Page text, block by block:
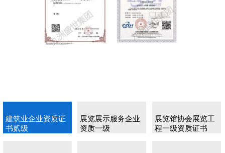
建筑业企业资质证
书贰级
展览展示服务企业
资质一级
展览馆协会展览工
程一级资质证书